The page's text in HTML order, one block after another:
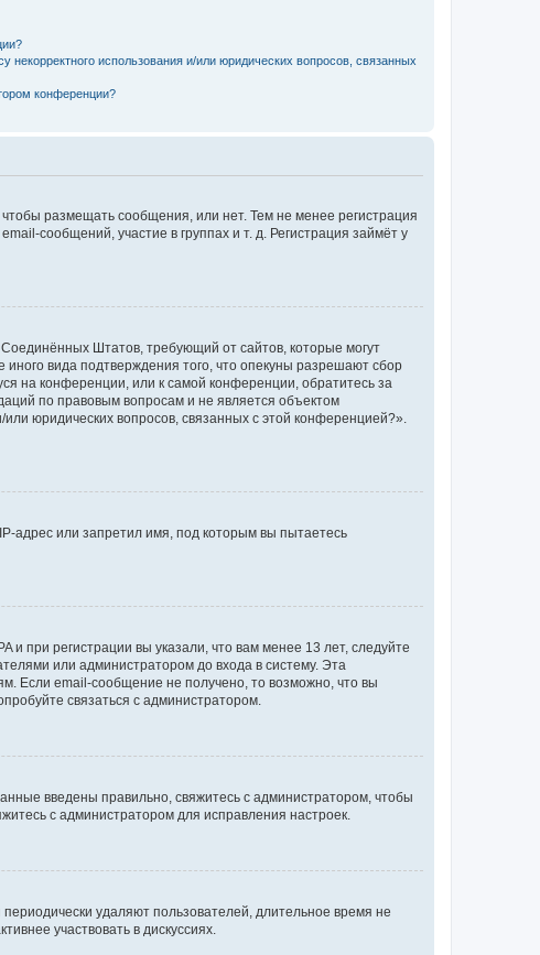
некорректного использования и/или юридических вопросов, связанных
конференции?
размещать сообщения, или нет. Тем не менее регистрация
сообщений, участие в группах и т. д. Регистрация займёт у
Штатов, требующий от сайтов, которые могут
вида подтверждения того, что опекуны разрешают сбор
на конференции, или к самой конференции, обратитесь за
по правовым вопросам и не является объектом
юридических вопросов, связанных с этой конференцией?».
адрес или запретил имя, под которым вы пытаетесь
при регистрации вы указали, что вам менее 13 лет, следуйте
или администратором до входа в систему. Эта
Если email-сообщение не получено, то возможно, что вы
связаться с администратором.
введены правильно, свяжитесь с администратором, чтобы
с администратором для исправления настроек.
удаляют пользователей, длительное время не
участвовать в дискуссиях.